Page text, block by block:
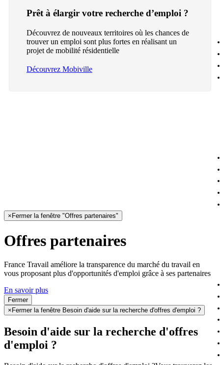
Prêt à élargir votre recherche d’emploi ?
Découvrez de nouveaux territoires où les chances de
trouver un emploi sont plus fortes en réalisant un
projet de mobilité résidentielle
Découvrez Mobiville
× Fermer la fenêtre "Offres partenaires"
Offres partenaires
France Travail améliore la transparence du marché du travail en
vous proposant plus d'opportunités d'emploi grâce à ses partenaires
En savoir plus
Fermer
× Fermer la fenêtre Besoin d'aide sur la recherche d'offres d'emploi ?
Besoin d'aide sur la recherche d'offres
d'emploi ?